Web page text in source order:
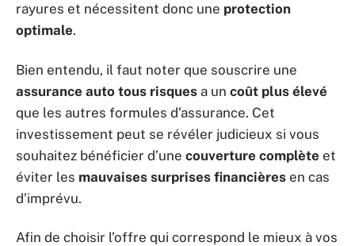
rayures et nécessitent donc une protection
optimale.
Bien entendu, il faut noter que souscrire une
assurance auto tous risques a un coût plus élevé
que les autres formules d’assurance. Cet
investissement peut se révéler judicieux si vous
souhaitez bénéficier d’une couverture complète et
éviter les mauvaises surprises financières en cas
d’imprévu.
Afin de choisir l’offre qui correspond le mieux à vos